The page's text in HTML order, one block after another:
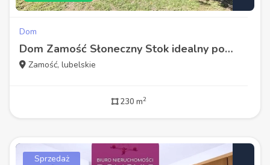
Dom
Dom Zamość Słoneczny Stok idealny pod działalność dwa wejścia
Zamość, lubelskie
230 m2
Sprzedaż